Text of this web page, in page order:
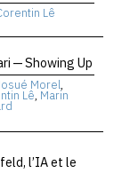
Lê
— Showing Up
Morel,
Lê, Marin
l’IA et le